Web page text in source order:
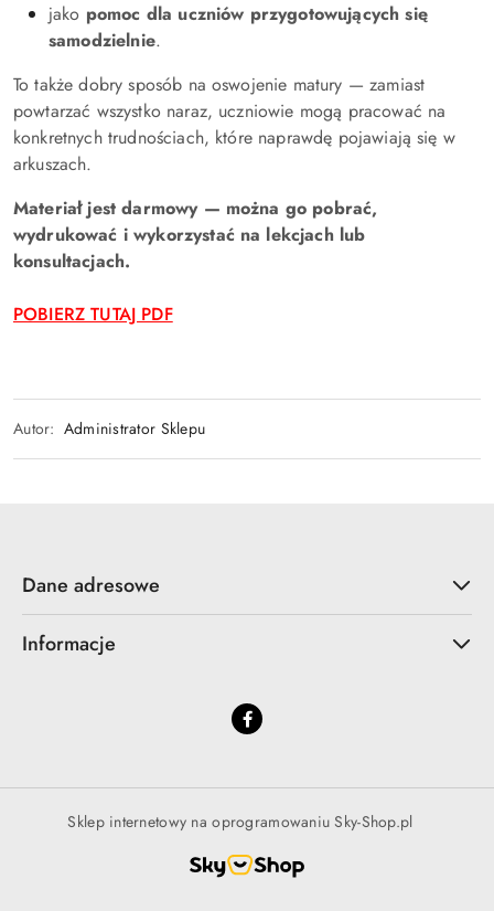
jako pomoc dla uczniów przygotowujących się
samodzielnie.
To także dobry sposób na oswojenie matury — zamiast
powtarzać wszystko naraz, uczniowie mogą pracować na
konkretnych trudnościach, które naprawdę pojawiają się w
arkuszach.
Materiał jest darmowy — można go pobrać,
wydrukować i wykorzystać na lekcjach lub
konsultacjach.
POBIERZ TUTAJ PDF
Autor: Administrator Sklepu
Dane adresowe
Informacje
Sklep internetowy na oprogramowaniu Sky-Shop.pl